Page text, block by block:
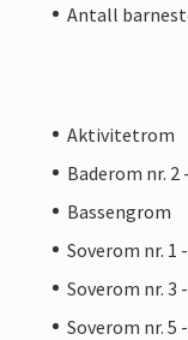
Antall
Aktivitetrom
Baderom nr. 2
Bassengrom
Soverom nr. 1
Soverom nr. 3
Soverom nr. 5